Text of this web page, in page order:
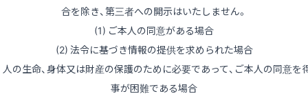
合を除き、第三者への開示はいたしません。
(1) ご本人の同意がある場合
(2) 法令に基づき情報の提供を求められた場合
の生命、身体又は財産の保護のために必要であって、ご本人の同意を
事が困難である場合